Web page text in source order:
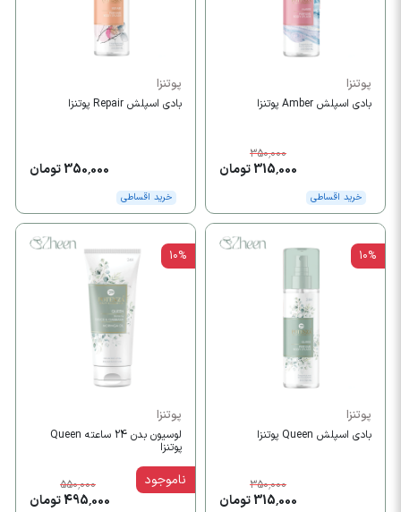
پوتنزا
بادی اسپلش Amber پوتنزا
350,000
315,000 تومان
خرید اقساطی
پوتنزا
بادی اسپلش Repair پوتنزا
350,000 تومان
خرید اقساطی
10%
پوتنزا
بادی اسپلش Queen پوتنزا
350,000
315,000 تومان
10%
پوتنزا
لوسیون بدن 24 ساعته Queen
پوتنزا
550,000
495,000 تومان
ناموجود